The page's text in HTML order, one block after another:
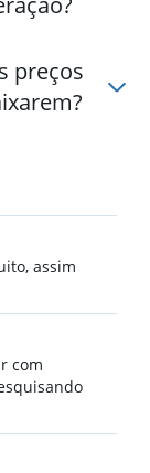
preços
assim
com